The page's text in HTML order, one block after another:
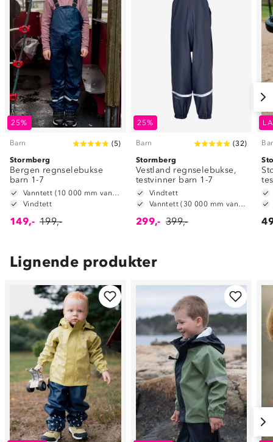
25%
Barn (5)
Stormberg
Bergen regnselebukse
barn 1-7
Vindtett
149,- 199,-
25%
Barn (32)
Stormberg
Vestland regnselebukse,
testvinner barn 1-7
Vindtett
299,- 399,-
Lignende produkter